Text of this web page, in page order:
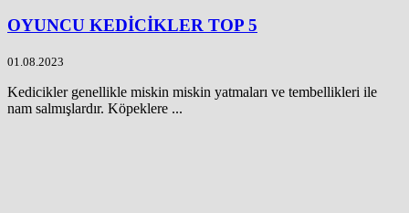
OYUNCU KEDİCİKLER TOP 5
01.08.2023
Kedicikler genellikle miskin miskin yatmaları ve tembellikleri ile
nam salmışlardır. Köpeklere ...